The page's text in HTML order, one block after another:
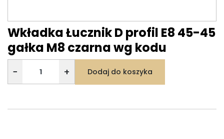
Wkładka Łucznik D profil E8 45-45
gałka M8 czarna wg kodu
− + Dodaj do koszyka